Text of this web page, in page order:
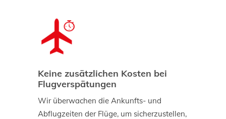
Keine zusätzlichen Kosten bei
Flugverspätungen
Wir überwachen die Ankunfts- und
Abflugzeiten der Flüge, um sicherzustellen,